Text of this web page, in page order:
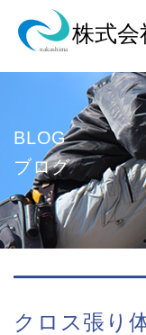
BLOG
ブログ
クロス張り